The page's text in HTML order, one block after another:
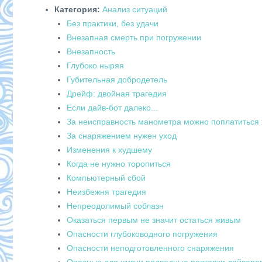
Категория: Анализ ситуаций
Без практики, без удачи
Внезапная смерть при погружении
Внезапность
Глубоко ныряя
Губительная добродетель
Дрейф: двойная трагедия
Если дайв-бот далеко...
За неисправность манометра можно поплатиться
За снаряжением нужен уход
Изменения к худшему
Когда не нужно торопиться
Компьютерный сбой
Неизбежня трагедия
Непреодолимый соблазн
Оказаться первым не значит остаться живым
Опасности глубоководного погружения
Опасности неподготовленного снаряжения